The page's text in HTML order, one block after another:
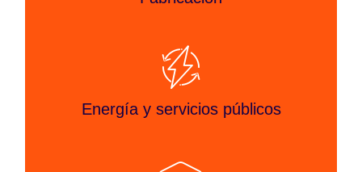
Energía y servicios públicos